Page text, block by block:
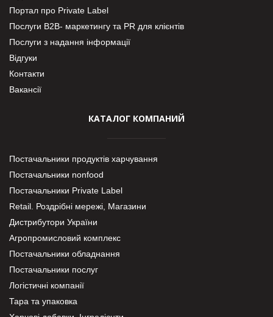
Портал про Private Label
Послуги В2В- маркетингу та PR для клієнтів
Послуги з надання інформації
Відгуки
Контакти
Вакансії
КАТАЛОГ КОМПАНИЙ
Постачальники продуктів харчування
Постачальники nonfood
Постачальники Private Label
Retail. Роздрібні мережі, Магазини
Дистрибутори України
Агропромисловий комплекс
Постачальники обладнання
Постачальники послуг
Логістичні компанії
Тара та упаковка